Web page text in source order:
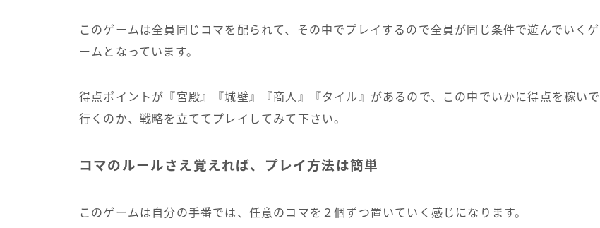
このゲームは全員同じコマを配られて、その中でプレイするので全員が同じ条件で遊んでいくゲ
ームとなっています。
得点ポイントが『宮殿』『城壁』『商人』『タイル』があるので、この中でいかに得点を稼いで
行くのか、戦略を立ててプレイしてみて下さい。
コマのルールさえ覚えれば、プレイ方法は簡単
このゲームは自分の手番では、任意のコマを２個ずつ置いていく感じになります。